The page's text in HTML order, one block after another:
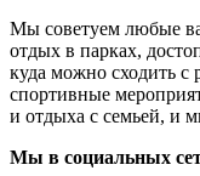
Мы советуем любые
отдых в парках,
куда можно сходить с
спортивные
и отдыха с семьей, и
Мы в социальных